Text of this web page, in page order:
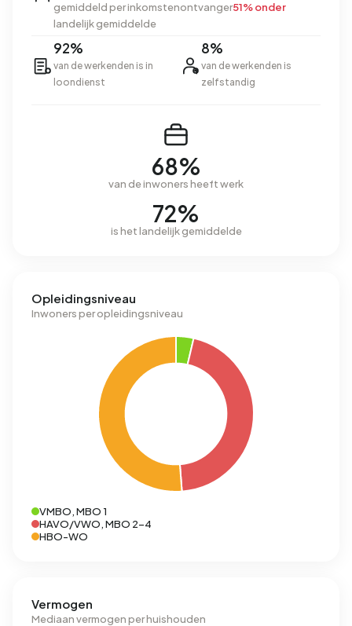
gemiddeld per inkomstenontvanger51% onder
landelijk gemiddelde
92%
van de werkenden is in
loondienst
8%
van de werkenden is
zelfstandig
68%
van de inwoners heeft werk
72%
is het landelijk gemiddelde
Opleidingsniveau
Inwoners per opleidingsniveau
VMBO, MBO 1
HAVO/VWO, MBO 2-4
HBO-WO
Vermogen
Mediaan vermogen per huishouden